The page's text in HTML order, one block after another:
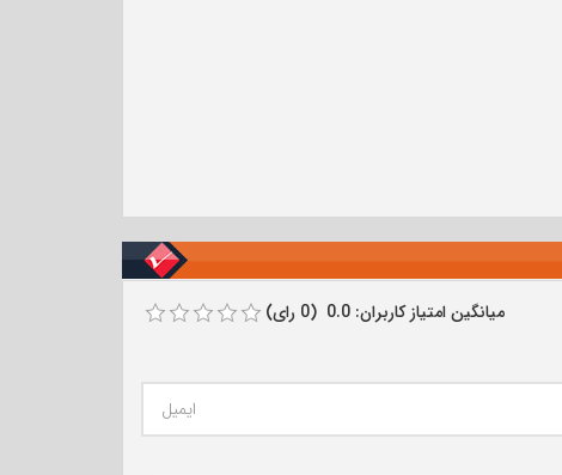
میانگین امتیاز کاربران: 0.0 (0 رای)